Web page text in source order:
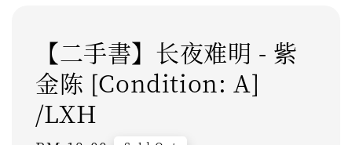
【二手書】长夜难明 - 紫
金陈 [Condition: A]
/LXH